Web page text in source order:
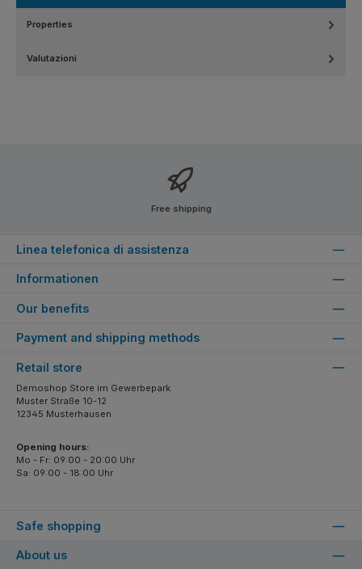
Properties
Valutazioni
Free shipping
Linea telefonica di assistenza
Informationen
Our benefits
Payment and shipping methods
Safe shopping
Retail store
Demoshop Store im Gewerbepark
Muster Straße 10-12
12345 Musterhausen
Opening hours:
Mo - Fr: 09:00 - 20:00 Uhr
Sa: 09:00 - 18:00 Uhr
About us